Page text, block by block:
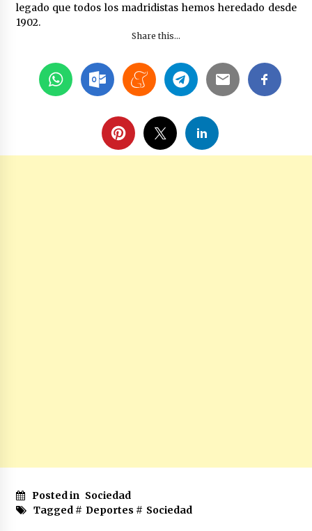
legado que todos los madridistas hemos heredado desde
1902.
Share this...
Posted in Sociedad
Tagged # Deportes # Sociedad